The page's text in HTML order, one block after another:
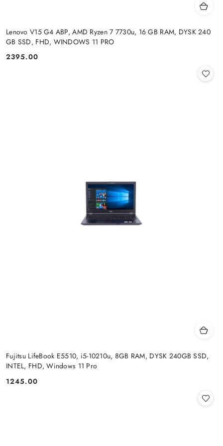
Lenovo V15 G4 ABP, AMD Ryzen 7 7730u, 16 GB RAM, DYSK 240
GB SSD, FHD, WINDOWS 11 PRO
Cena:
2395.00
Fujitsu LifeBook E5510, i5-10210u, 8GB RAM, DYSK 240GB SSD,
INTEL, FHD, Windows 11 Pro
Cena:
1245.00